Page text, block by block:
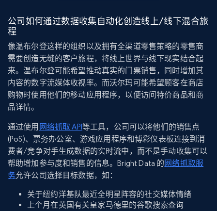
公司如何通过数据收集自动化创造线上/线下混合旅
程
像温布尔登这样的组织以及拥有全渠道零售策略的零售商
需要创造无缝的客户旅程，将线上世界与线下现实结合起
来。温布尔登可能希望推动真实的门票销售，同时增加其
内容的数字流媒体收视率。而沃尔玛可能希望顾客在商店
购物时使用他们的移动应用程序，以便访问特价商品和商
品详情。
通过使用 网络抓取 API 等工具，公司可以将他们的销售点
(PoS)、票务办公室、游戏应用程序和博彩仪表板连接到消
费者/竞争对手生成数据的实时流中，而不是手动收集可以
帮助增加参与度和销售的信息。Bright Data 的 网络抓取服
务允许公司选择目标数据，如：
关于纽约洋基队最近全明星阵容的社交媒体情绪
上个月在英国有关皇家马德里的谷歌搜索查询